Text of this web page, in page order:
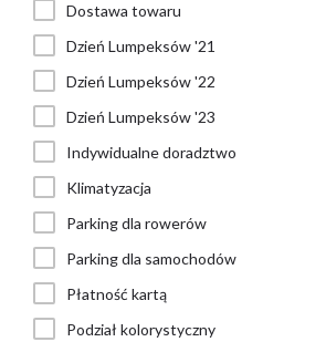
Dostawa towaru
Dzień Lumpeksów '21
Dzień Lumpeksów '22
Dzień Lumpeksów '23
Indywidualne doradztwo
Klimatyzacja
Parking dla rowerów
Parking dla samochodów
Płatność kartą
Podział kolorystyczny